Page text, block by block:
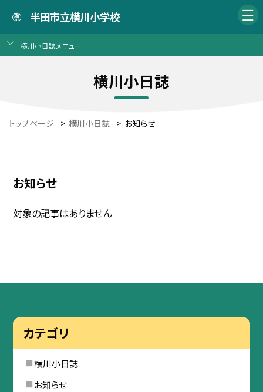
半田市立横川小学校
横川小日誌メニュー
横川小日誌
トップページ > 横川小日誌 > お知らせ
お知らせ
対象の記事はありません
カテゴリ
横川小日誌
お知らせ